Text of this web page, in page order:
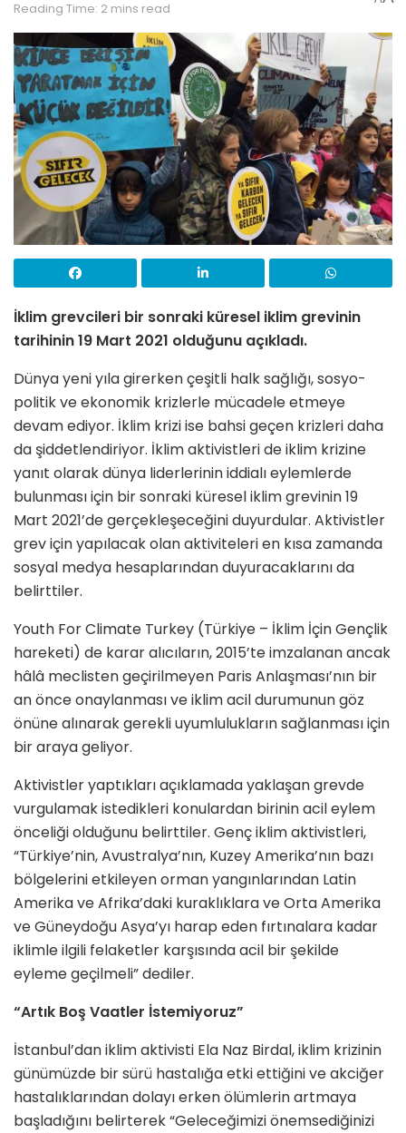
Reading Time: 2 mins read
İklim grevcileri bir sonraki küresel iklim grevinin
tarihinin 19 Mart 2021 olduğunu açıkladı.
Dünya yeni yıla girerken çeşitli halk sağlığı, sosyo-
politik ve ekonomik krizlerle mücadele etmeye
devam ediyor. İklim krizi ise bahsi geçen krizleri daha
da şiddetlendiriyor. İklim aktivistleri de iklim krizine
yanıt olarak dünya liderlerinin iddialı eylemlerde
bulunması için bir sonraki küresel iklim grevinin 19
Mart 2021’de gerçekleşeceğini duyurdular. Aktivistler
grev için yapılacak olan aktiviteleri en kısa zamanda
sosyal medya hesaplarından duyuracaklarını da
belirttiler.
Youth For Climate Turkey (Türkiye – İklim İçin Gençlik
hareketi) de karar alıcıların, 2015’te imzalanan ancak
hâlâ meclisten geçirilmeyen Paris Anlaşması’nın bir
an önce onaylanması ve iklim acil durumunun göz
önüne alınarak gerekli uyumlulukların sağlanması için
bir araya geliyor.
Aktivistler yaptıkları açıklamada yaklaşan grevde
vurgulamak istedikleri konulardan birinin acil eylem
önceliği olduğunu belirttiler. Genç iklim aktivistleri,
“Türkiye’nin, Avustralya’nın, Kuzey Amerika’nın bazı
bölgelerini etkileyen orman yangınlarından Latin
Amerika ve Afrika’daki kuraklıklara ve Orta Amerika
ve Güneydoğu Asya’yı harap eden fırtınalara kadar
iklimle ilgili felaketler karşısında acil bir şekilde
eyleme geçilmeli” dediler.
“Artık Boş Vaatler İstemiyoruz”
İstanbul’dan iklim aktivisti Ela Naz Birdal, iklim krizinin
günümüzde bir sürü hastalığa etki ettiğini ve akciğer
hastalıklarından dolayı erken ölümlerin artmaya
başladığını belirterek “Geleceğimizi önemsediğinizi